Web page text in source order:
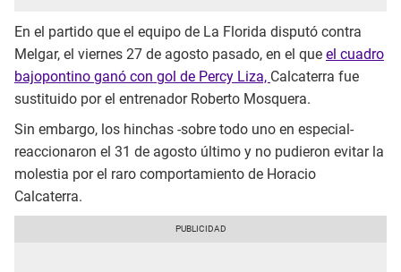
En el partido que el equipo de La Florida disputó contra
Melgar, el viernes 27 de agosto pasado, en el que el cuadro
bajopontino ganó con gol de Percy Liza, Calcaterra fue
sustituido por el entrenador Roberto Mosquera.
Sin embargo, los hinchas -sobre todo uno en especial-
reaccionaron el 31 de agosto último y no pudieron evitar la
molestia por el raro comportamiento de Horacio
Calcaterra.